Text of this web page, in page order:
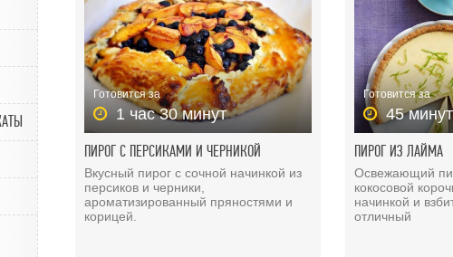
Готовится за
1 час 30 минут
ПИРОГ С ПЕРСИКАМИ И ЧЕРНИКОЙ
Вкусный пирог с сочной начинкой из
персиков и черники,
ароматизированный пряностями и
корицей.
Готовится за
45 минут
ПИРОГ ИЗ ЛАЙМА
Освежающий
кокосовой
начинкой и
отличный